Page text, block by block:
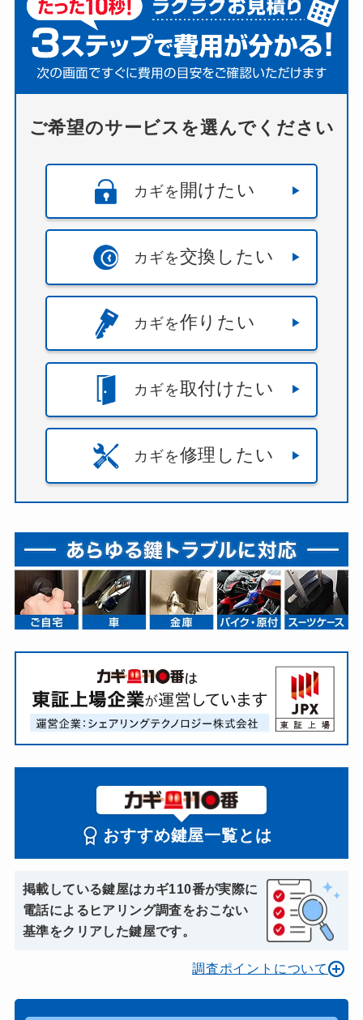
ご希望のサービスを選んでください
カギを 開けたい
カギを交換したい
カギを作りたい
カギを取付けたい
カギを修理したい
おすすめ鍵屋一覧とは
掲載している鍵屋はカギ110番が実際に
電話によるヒアリング調査をおこない
基準をクリアした鍵屋です。
調査ポイントについて